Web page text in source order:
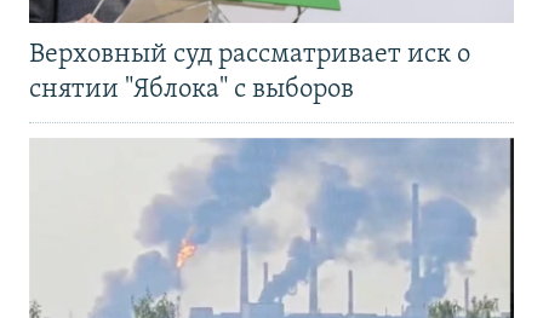
Верховный суд рассматривает иск о
снятии "Яблока" с выборов